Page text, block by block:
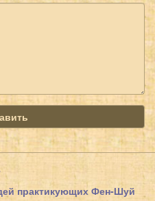
практикующих Фен-Шуй